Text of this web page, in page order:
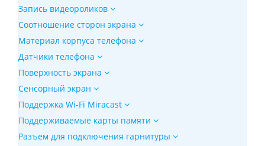
Запись видеороликов
Соотношение сторон экрана
Материал корпуса телефона
Датчики телефона
Поверхность экрана
Сенсорный экран
Поддержка Wi-Fi Miracast
Поддерживаемые карты памяти
Разъем для подключения гарнитуры